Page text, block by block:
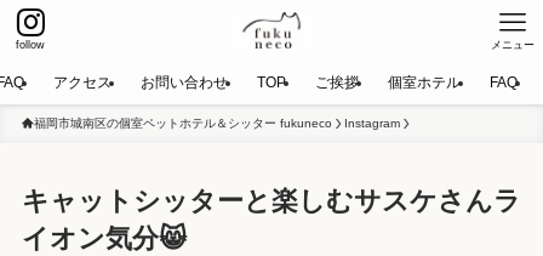
follow メニュー
アクセス お問い合わせ TOP ご挨拶 個室ホテル FAQ
福岡市城南区の個室ペットホテル＆シッター fukuneco Instagram
キャットシッターと楽しむサスケさんラ
イオン気分😸